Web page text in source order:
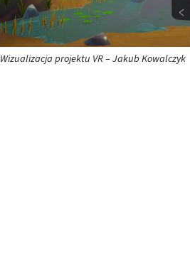
Wizualizacja projektu VR – Jakub Kowalczyk